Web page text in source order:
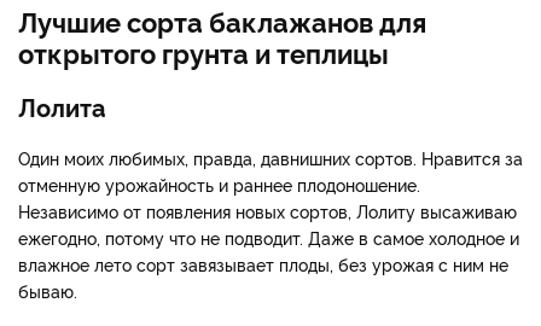
Лучшие сорта баклажанов для
открытого грунта и теплицы
Лолита
Один моих любимых, правда, давнишних сортов. Нравится за
отменную урожайность и раннее плодоношение.
Независимо от появления новых сортов, Лолиту высаживаю
ежегодно, потому что не подводит. Даже в самое холодное и
влажное лето сорт завязывает плоды, без урожая с ним не
бываю.